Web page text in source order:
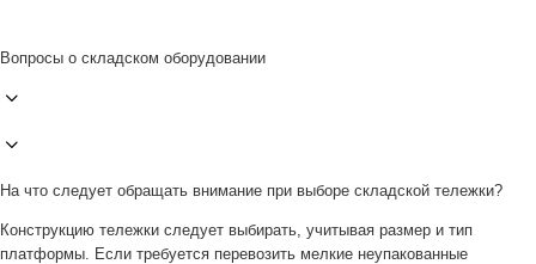
Вопросы о складском оборудовании
На что следует обращать внимание при выборе складской тележки?
Конструкцию тележки следует выбирать, учитывая размер и тип
платформы. Если требуется перевозить мелкие неупакованные